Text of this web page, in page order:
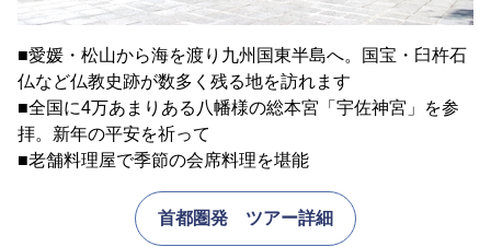
■愛媛・松山から海を渡り九州国東半島へ。国宝・臼杵石
仏など仏教史跡が数多く残る地を訪れます
■全国に4万あまりある八幡様の総本宮「宇佐神宮」を参
拝。新年の平安を祈って
■老舗料理屋で季節の会席料理を堪能
首都圏発 ツアー詳細